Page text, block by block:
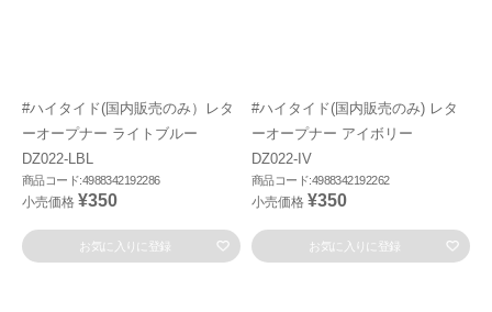
#ハイタイド(国内販売のみ）レタ
ーオープナー ライトブルー
DZ022-LBL
商品コード:4988342192286
小売価格 ¥350
お気に入りに登録
#ハイタイド(国内販売のみ) レタ
ーオープナー アイボリー
DZ022-IV
商品コード:4988342192262
小売価格 ¥350
お気に入りに登録